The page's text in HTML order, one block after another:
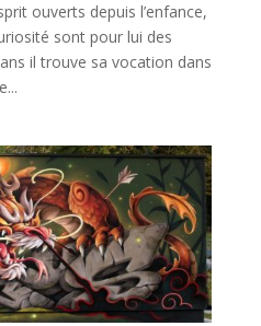
ouverts depuis l’enfance,
sont pour lui des
il trouve sa vocation dans